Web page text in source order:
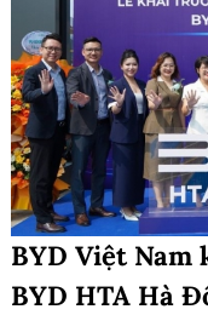
BYD Việt Nam
BYD HTA Hà